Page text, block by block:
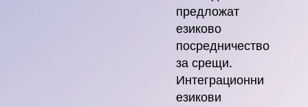
предложат
езиково
посредничество
за срещи.
Интеграционни
езикови